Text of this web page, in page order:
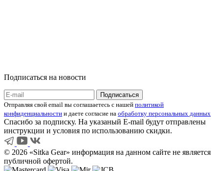
Подписаться на новости
Отправляя свой email вы соглашаетесь с нашей политикой
конфиденциальности и даете согласие на обработку персональных данных
Спасибо за подписку. На указаный E-mail будут отправлены
инструкции и условия по использованию скидки.
© 2026 «Sitka Gear» информация на данном сайте не является
публичной офертой.